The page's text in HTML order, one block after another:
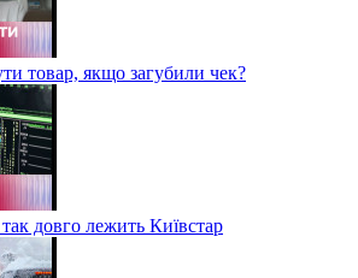
товар, якщо загубили чек?
довго лежить Київстар